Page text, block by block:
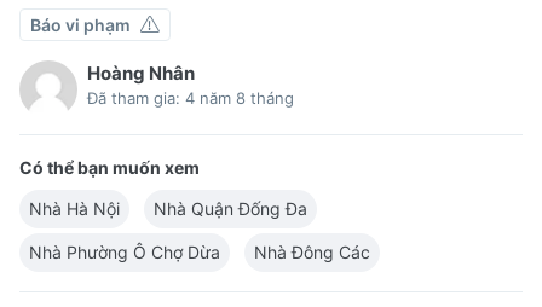
Báo vi phạm
Hoàng Nhân
Đã tham gia: 4 năm 8 tháng
Có thể bạn muốn xem
Nhà Hà Nội
Nhà Quận Đống Đa
Nhà Phường Ô Chợ Dừa Nhà Đông Các